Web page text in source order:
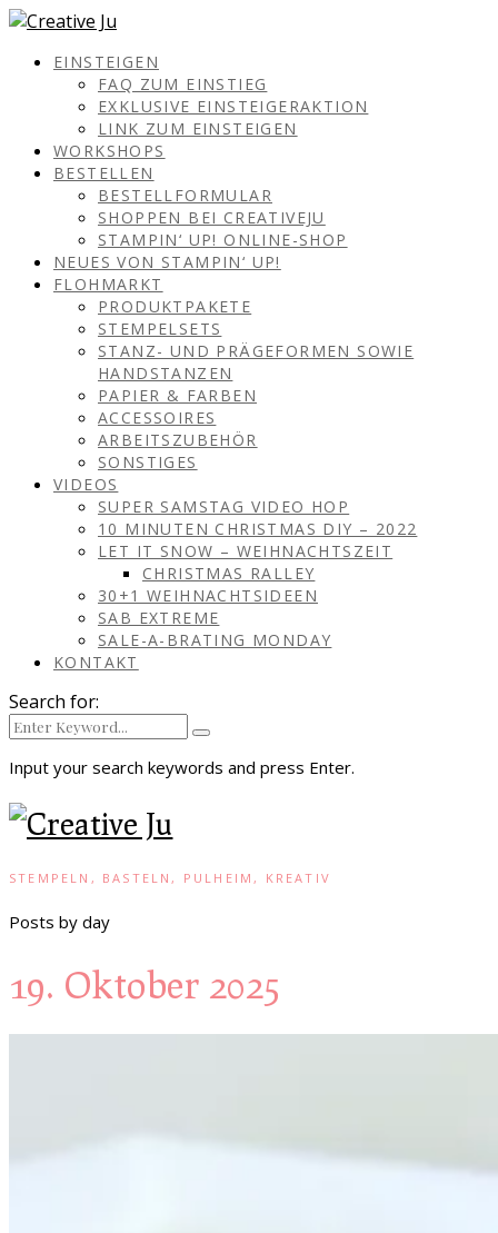
EINSTEIGEN
FAQ ZUM EINSTIEG
EXKLUSIVE EINSTEIGERAKTION
LINK ZUM EINSTEIGEN
WORKSHOPS
BESTELLEN
BESTELLFORMULAR
SHOPPEN BEI CREATIVEJU
STAMPIN‘ UP! ONLINE-SHOP
NEUES VON STAMPIN‘ UP!
FLOHMARKT
PRODUKTPAKETE
STEMPELSETS
STANZ- UND PRÄGEFORMEN SOWIE
HANDSTANZEN
PAPIER & FARBEN
ACCESSOIRES
ARBEITSZUBEHÖR
SONSTIGES
VIDEOS
SUPER SAMSTAG VIDEO HOP
10 MINUTEN CHRISTMAS DIY – 2022
LET IT SNOW – WEIHNACHTSZEIT
CHRISTMAS RALLEY
30+1 WEIHNACHTSIDEEN
SAB EXTREME
SALE-A-BRATING MONDAY
KONTAKT
Search for:
Input your search keywords and press Enter.
STEMPELN, BASTELN, PULHEIM, KREATIV
Posts by day
19. Oktober 2025